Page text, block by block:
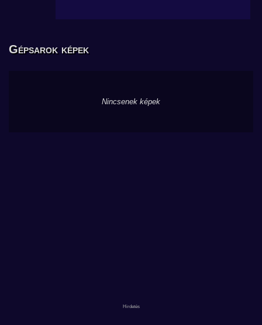
Gépsarok képek
Nincsenek képek